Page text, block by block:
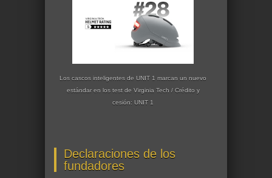
Los cascos inteligentes de UNIT 1 marcan un nuevo
estándar en los test de Virginia Tech / Crédito y
cesión: UNIT 1
Declaraciones de los
fundadores